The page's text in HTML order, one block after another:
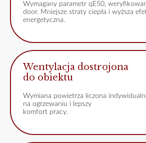
Wymagany parametr qE50,
door. Mniejsze straty ciepła i wyższa
energetyczna.
Wentylacja dostrojona
do obiektu
Wymiana powietrza liczona
na ogrzewaniu i lepszy
komfort pracy.